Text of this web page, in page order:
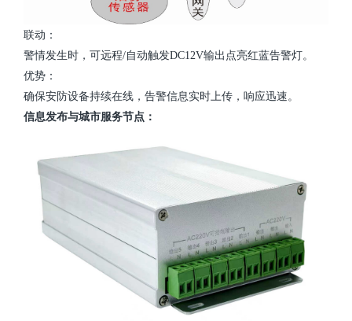
联动：
警情发生时，可远程/自动触发DC12V输出点亮红蓝告警灯。
优势：
确保安防设备持续在线，告警信息实时上传，响应迅速。
信息发布与城市服务节点：